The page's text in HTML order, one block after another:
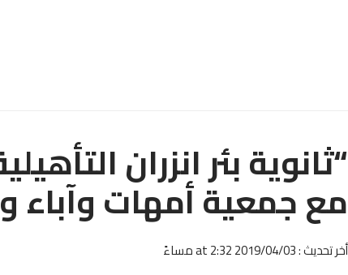
“ثانوية بئر انزران
مع جمعية أمهات وآباء
أخر تحديث : 2019/04/03 at 2:32 مساءً